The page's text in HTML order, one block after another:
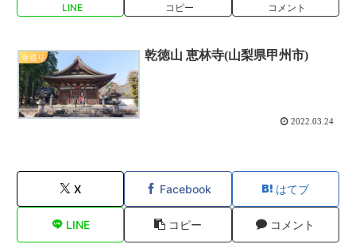
LINE コピー コメント
寺巡り 乾徳山 恵林寺(山梨県甲州市)
2022.03.24
X Facebook はてブ
LINE コピー コメント